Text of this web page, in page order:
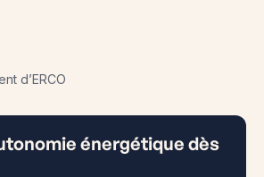
d’ERCO
énergétique dès